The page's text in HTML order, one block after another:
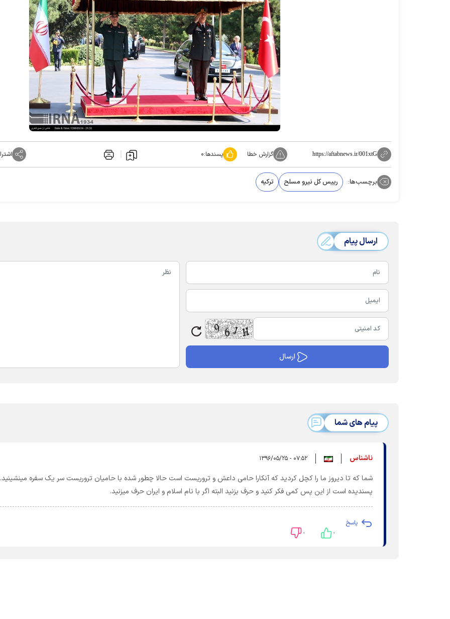
https://aftabnews.ir/001xtG گزارش خطا پسندها:۰
برچسب‌ها: رییس کل نیرو مسلح ترکیه
ارسال پیام
پیام های شما
ناشناس ۰۷:۵۲ - ۱۳۹۶/۰۵/۲۵
شما که تا دیروز ما را کچل کردید که آنکارا حامی داعش و تروریست است حالا چطور شده با حامیان تروریست سر یک سفره مینشینید.
پسندیده است از این پس کمی فکر کنید و حرف بزنید البته اگر با نام اسلام و ایران حرف میزنید.
پاسخ
۰ ۰